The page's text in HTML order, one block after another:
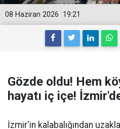
19:21
08 Haziran 2026
Gözde oldu! Hem
hayatı iç içe!
İzmir'in kalabalığından